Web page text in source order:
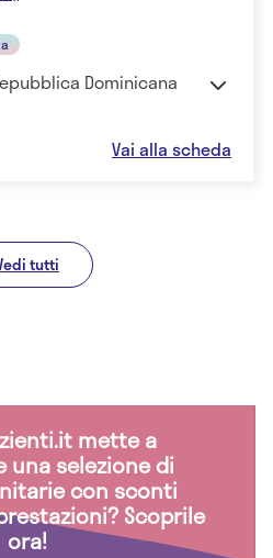
Dominicana
Vai alla scheda
tutti
mette a
una selezione di
con sconti
Scoprile
ora!